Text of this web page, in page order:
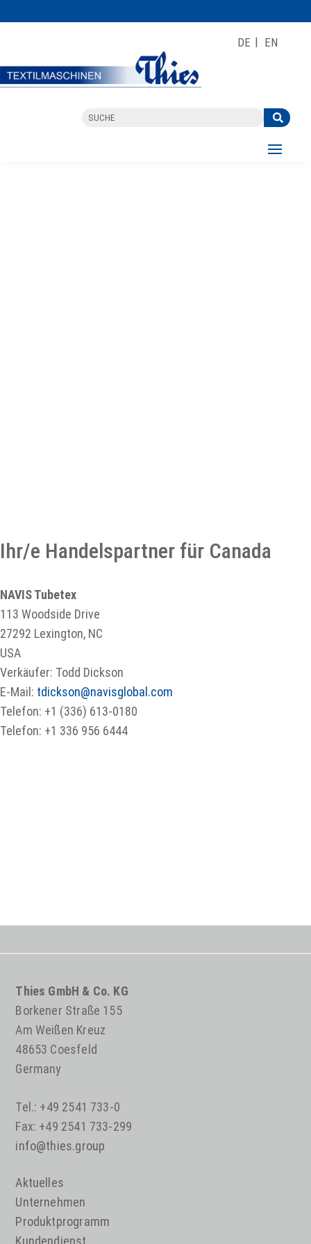
DE EN
Ihr/e Handelspartner für Canada
NAVIS Tubetex
113 Woodside Drive
27292 Lexington, NC
USA
Verkäufer: Todd Dickson
E-Mail: tdickson@navisglobal.com
Telefon: +1 (336) 613-0180
Telefon: +1 336 956 6444
Thies GmbH & Co. KG
Borkener Straße 155
Am Weißen Kreuz
48653 Coesfeld
Germany
Tel.: +49 2541 733-0
Fax: +49 2541 733-299
info@thies.group
Aktuelles
Unternehmen
Produktprogramm
Kundendienst